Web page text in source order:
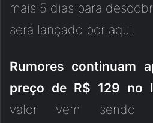
mais 5 dias para
será lançado por aqui.
Rumores continuam
preço de R$ 129 no
valor vem sendo